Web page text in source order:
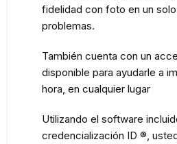
fidelidad con foto en un
problemas.
También cuenta con un
disponible para ayudarle a
hora, en cualquier lugar
Utilizando el software
credencialización ID ®,